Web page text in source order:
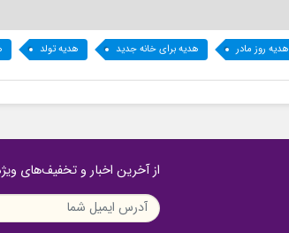
هدیه روز مادر هدیه برای خانه جدید هدیه تولد
از آخرین اخبار و تخفیف‌های